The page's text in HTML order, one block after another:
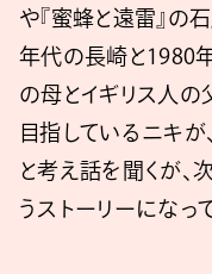
や『蜜蜂と遠雷』の
年代の長崎と1980
の母とイギリス人の
目指しているニキ
と考え話を聞くが、
うストーリーになっ